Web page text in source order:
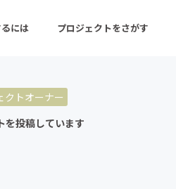
には プロジェクトをさがす
ジェクト
クトオーナー
を投稿しています